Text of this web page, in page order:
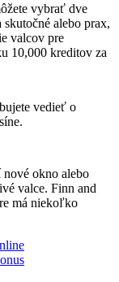
vybrať dve
alebo prax,
valcov pre
10,000 kreditov za
vedieť o
nové okno alebo
valce. Finn and
má niekoľko